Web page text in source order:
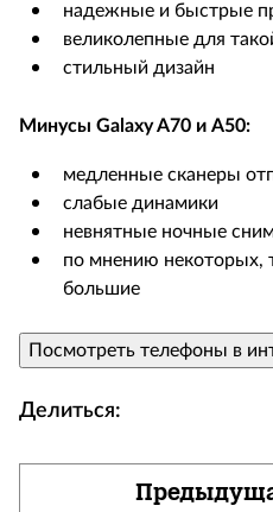
надежные и быстрые
великолепные для
стильный дизайн
Минусы Galaxy A70 и А50:
медленные сканеры
слабые динамики
невнятные ночные
по мнению некоторых,
большие
Посмотреть телефоны в
Делиться: